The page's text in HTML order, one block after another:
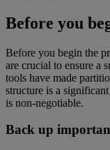
Before you
Before you begin the
are crucial to ensure a
tools have made
structure is a
is non-negotiable.
Back up